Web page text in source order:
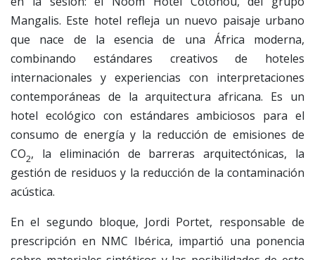
Mangalis. Este hotel refleja un nuevo paisaje urbano
que nace de la esencia de una África moderna,
combinando estándares creativos de hoteles
internacionales y experiencias con interpretaciones
contemporáneas de la arquitectura africana. Es un
hotel ecológico con estándares ambiciosos para el
consumo de energía y la reducción de emisiones de
CO2, la eliminación de barreras arquitectónicas, la
gestión de residuos y la reducción de la contaminación
acústica.
En el segundo bloque, Jordi Portet, responsable de
prescripción en NMC Ibérica, impartió una ponencia